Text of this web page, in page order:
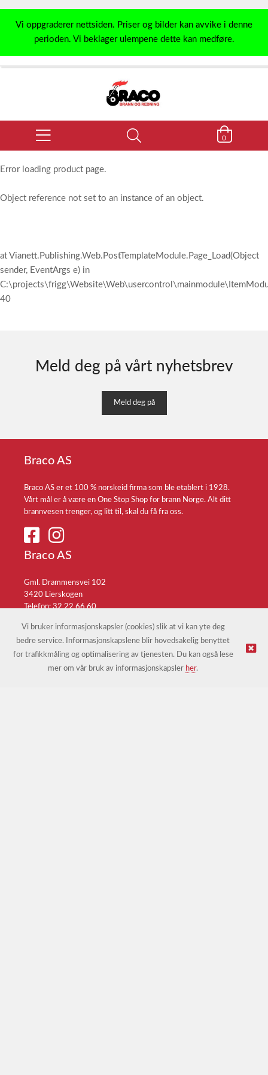
Vi oppgraderer nettsiden. Priser og bilder kan avvike i denne
perioden. Vi beklager ulempene dette kan medføre.
0
Error loading product page.
Object reference not set to an instance of an object.
at Vianett.Publishing.Web.PostTemplateModule.Page_Load(Object
sender, EventArgs e) in
40
Meld deg på vårt nyhetsbrev
Meld deg på
Braco AS
Braco AS er et 100 % norskeid firma som ble etablert i 1928.
Vårt mål er å være en One Stop Shop for brann Norge. Alt ditt
brannvesen trenger, og litt til, skal du få fra oss.
Braco AS
Gml. Drammensvei 102
3420 Lierskogen
Telefon: 32 22 66 60
© Braco AS |Design&implementasjon av Kréatif
Vi bruker informasjonskapsler (cookies) slik at vi kan yte deg
bedre service. Informasjonskapslene blir hovedsakelig benyttet
for trafikkmåling og optimalisering av tjenesten. Du kan også lese
mer om vår bruk av informasjonskapsler her.